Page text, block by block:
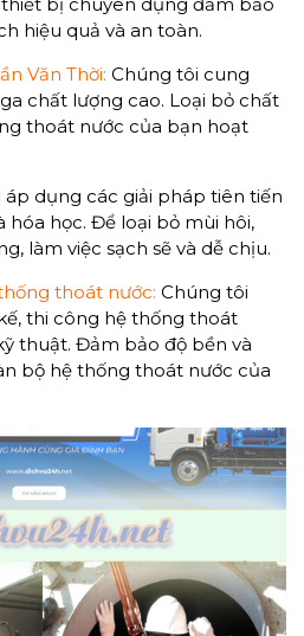
hiệu quả và an toàn.
Văn Thời: Chúng tôi cung
chất lượng cao. Loại bỏ chất
thoát nước của bạn hoạt
áp dụng các giải pháp tiên tiến
hóa học. Để loại bỏ mùi hôi,
làm việc sạch sẽ và dễ chịu.
thoát nước: Chúng tôi
thi công hệ thống thoát
thuật. Đảm bảo độ bền và
bộ hệ thống thoát nước của